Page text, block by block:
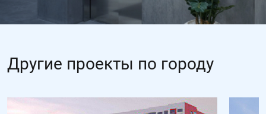
Другие проекты по городу